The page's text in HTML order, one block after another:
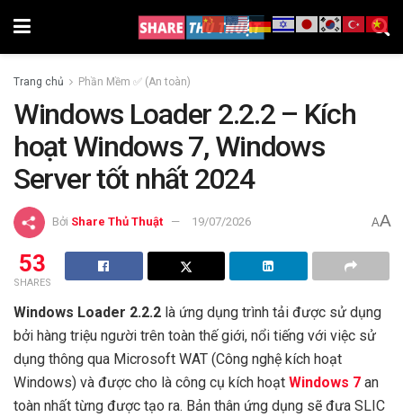
Trang chủ Phần Mềm ✅ (An toàn)
Windows Loader 2.2.2 – Kích
hoạt Windows 7, Windows
Server tốt nhất 2024
Bởi Share Thủ Thuật 19/07/2026 AA
53
SHARES
Windows Loader 2.2.2 là ứng dụng trình tải được sử dụng
bởi hàng triệu người trên toàn thế giới, nổi tiếng với việc sử
dụng thông qua Microsoft WAT (Công nghệ kích hoạt
Windows) và được cho là công cụ kích hoạt Windows 7 an
toàn nhất từng được tạo ra. Bản thân ứng dụng sẽ đưa SLIC